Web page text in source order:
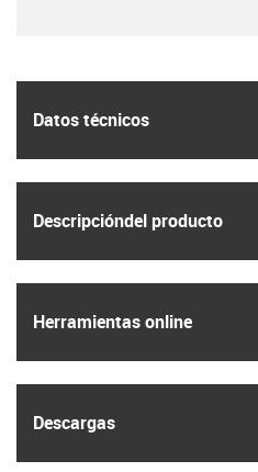
Datos técnicos
Descripción­del producto
Herramientas online
Descargas